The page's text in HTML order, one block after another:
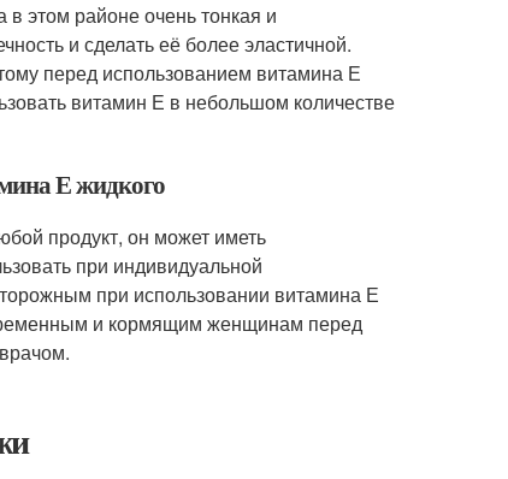
этом районе очень тонкая и
и сделать её более эластичной.
перед использованием витамина Е
витамин Е в небольшом количестве
Е жидкого
продукт, он может иметь
при индивидуальной
при использовании витамина Е
и кормящим женщинам перед